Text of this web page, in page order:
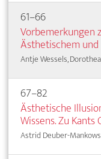
61–66
Vorbemerkungen
Ästhetischem
Antje Wessels,
67–82
Ästhetische
Wissens. Zu
Astrid Deuber-